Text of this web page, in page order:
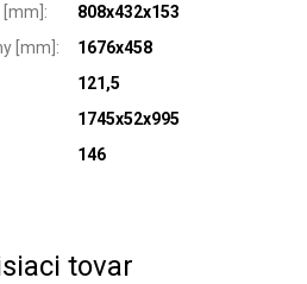
:
808x432x153
[mm] :
1676x458
121,5
1745x52x995
146
tovar